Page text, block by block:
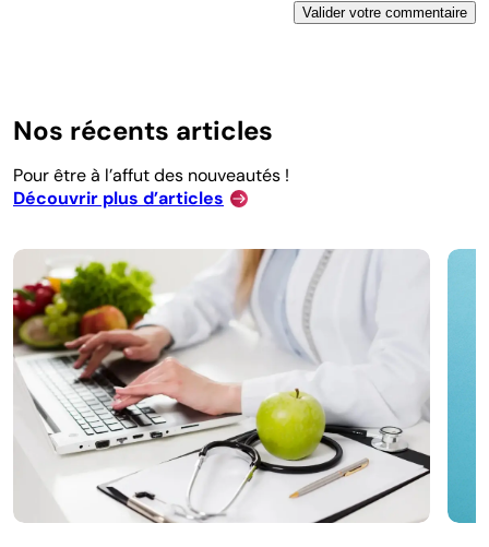
Nos récents articles
Pour être à l’affut des nouveautés !
Découvrir plus d’articles